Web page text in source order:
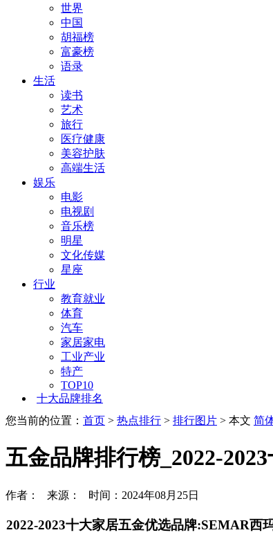
世界
中国
胡福榜
富豪榜
语录
生活
读书
艺术
旅行
医疗健康
美容护肤
高端生活
娱乐
电影
电视剧
音乐榜
明星
文化传媒
星座
行业
教育就业
体育
汽车
家居家电
工业产业
特产
TOP10
十大品牌排名
您当前的位置： 首页 > 热点排行 > 排行图片 > 本文 简
五金品牌排行榜_2022-
作者： 来源： 时间：2024年08月25日
2022-2023十大家居五金优选品牌:SEMAR西